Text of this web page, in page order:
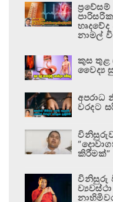
නාමල්
කුස තුළ
වෛද්‍ය
අපරාධ
වරදට
කිරීමක්”
විනිසුරු